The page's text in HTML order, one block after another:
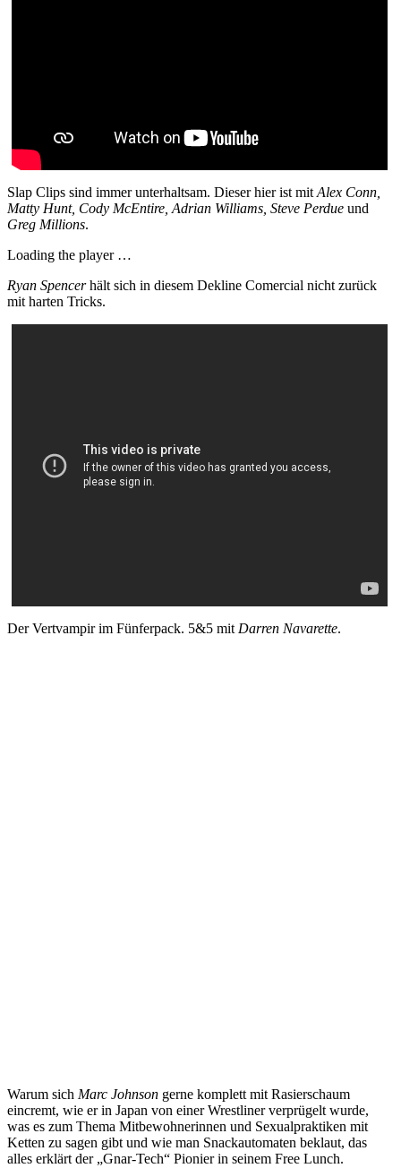
Slap Clips sind immer unterhaltsam. Dieser hier ist mit Alex Conn,
Matty Hunt, Cody McEntire, Adrian Williams, Steve Perdue und
Greg Millions.
Loading the player …
Ryan Spencerhält sich in diesem Dekline Comercial nicht zurück
mit harten Tricks.
Der Vertvampir im Fünferpack. 5&5 mit Darren Navarette.
Warum sich Marc Johnson gerne komplett mit Rasierschaum
eincremt, wie er in Japan von einer Wrestliner verprügelt wurde,
was es zum Thema Mitbewohnerinnen und Sexualpraktiken mit
Ketten zu sagen gibt und wie man Snackautomaten beklaut, das
alles erklärt der „Gnar-Tech“ Pionier in seinem Free Lunch.